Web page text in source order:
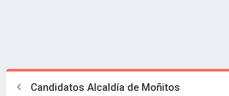
Candidatos Alcaldía de Moñitos